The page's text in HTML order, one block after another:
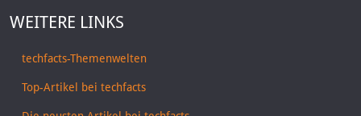
WEITERE LINKS
techfacts-Themenwelten
Top-Artikel bei techfacts